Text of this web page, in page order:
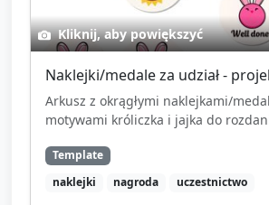
Kliknij, aby powiększyć
Naklejki/medale za udział -
Arkusz z okrągłymi naklejkami/
motywami króliczka i jajka do
Template
naklejki
nagroda uczestnictwo